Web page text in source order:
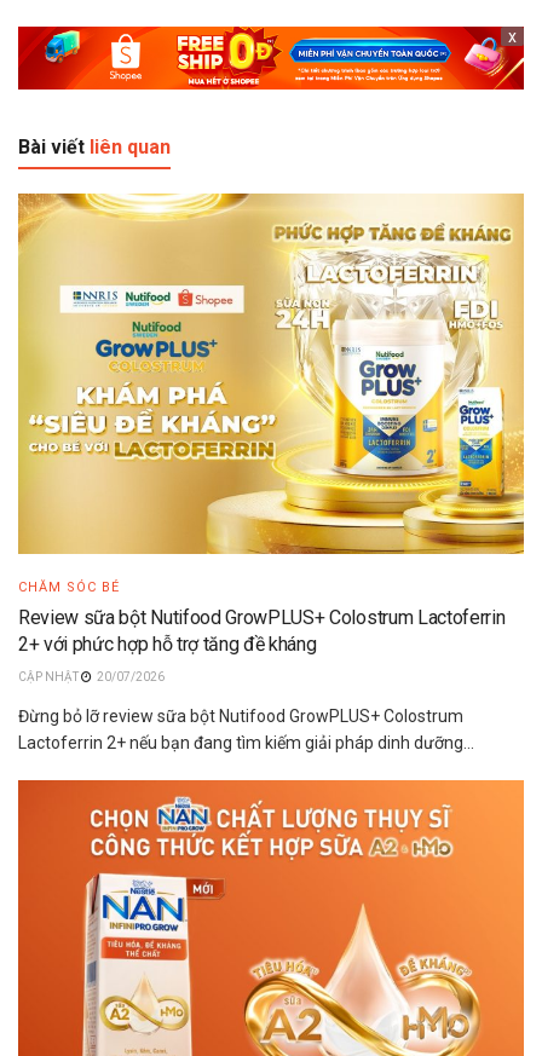
x
Bài viết liên quan
CHĂM SÓC BÉ
Review sữa bột Nutifood GrowPLUS+ Colostrum Lactoferrin
2+ với phức hợp hỗ trợ tăng đề kháng
20/07/2026
Đừng bỏ lỡ review sữa bột Nutifood GrowPLUS+ Colostrum
Lactoferrin 2+ nếu bạn đang tìm kiếm giải pháp dinh dưỡng...